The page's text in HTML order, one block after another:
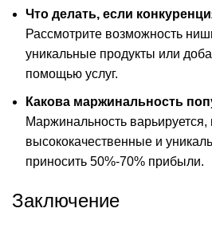
Что делать, если
Рассмотрите возможность
уникальные продукты или
помощью услуг.
Какова маржинальность
Маржинальность варьируется,
высококачественные и
приносить 50%-70% прибыли.
Заключение